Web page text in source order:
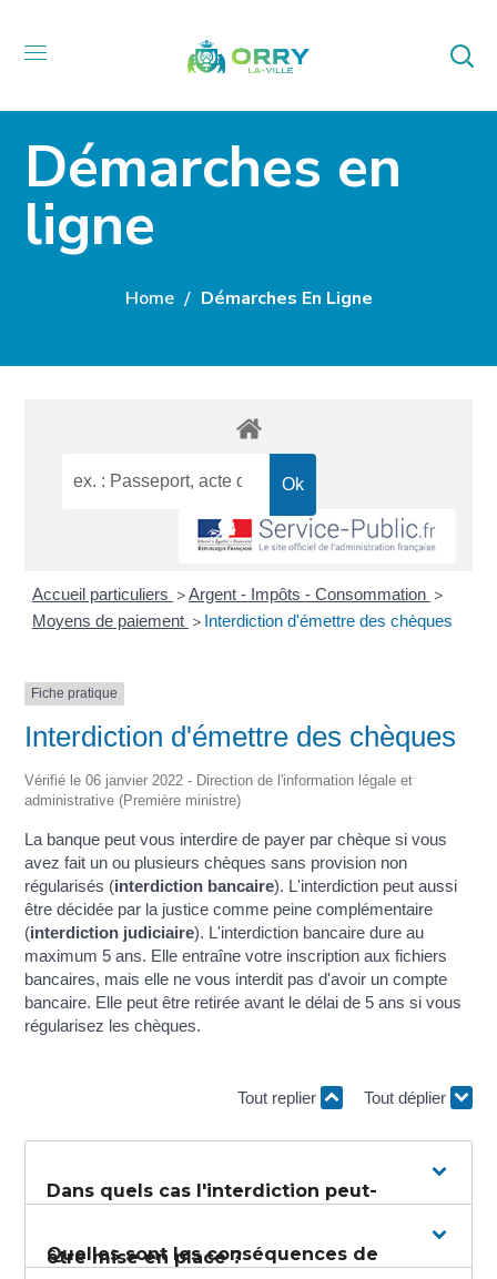
Démarches en
ligne
Home Démarches En Ligne
Accueil particuliers >Argent - Impôts - Consommation >
Moyens de paiement > Interdiction d'émettre des chèques
Fiche pratique
Interdiction d'émettre des chèques
Vérifié le 06 janvier 2022 - Direction de l'information légale et
administrative (Première ministre)
La banque peut vous interdire de payer par chèque si vous
avez fait un ou plusieurs chèques sans provision non
régularisés (interdiction bancaire). L'interdiction peut aussi
être décidée par la justice comme peine complémentaire
(interdiction judiciaire). L'interdiction bancaire dure au
maximum 5 ans. Elle entraîne votre inscription aux fichiers
bancaires, mais elle ne vous interdit pas d'avoir un compte
bancaire. Elle peut être retirée avant le délai de 5 ans si vous
régularisez les chèques.
Tout replier Tout déplier
Dans quels cas l'interdiction peut-
être mise en place ?
Quelles sont les conséquences de